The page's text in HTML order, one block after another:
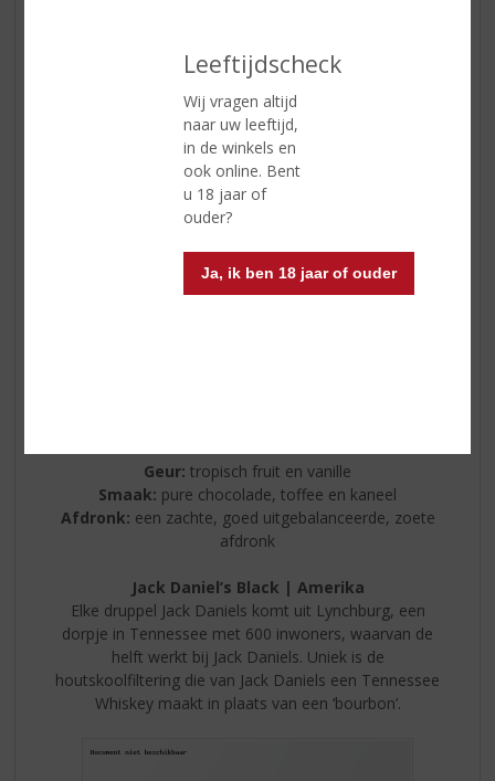
Leeftijdscheck
Wij vragen altijd
naar uw leeftijd,
in de winkels en
ook online. Bent
u 18 jaar of
ouder?
Ja, ik ben 18 jaar of ouder
The Busker
Een buitengewone blend gemaakt met een zeer
Geur: tropisch fruit en vanille
Smaak: pure chocolade, toffee en kaneel
Afdronk: een zachte, goed uitgebalanceerde, zoete
afdronk
Jack Daniel’s Black | Amerika
Elke druppel Jack Daniels komt uit Lynchburg, een
dorpje in Tennessee met 600 inwoners, waarvan de
helft werkt bij Jack Daniels. Uniek is de
houtskoolfiltering die van Jack Daniels een Tennessee
Whiskey maakt in plaats van een ‘bourbon’.